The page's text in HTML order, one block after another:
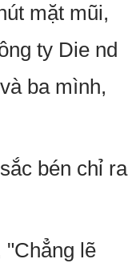
mặt mũi,
ty Die nd
ba mình,
bén chỉ ra
"Chẳng lẽ